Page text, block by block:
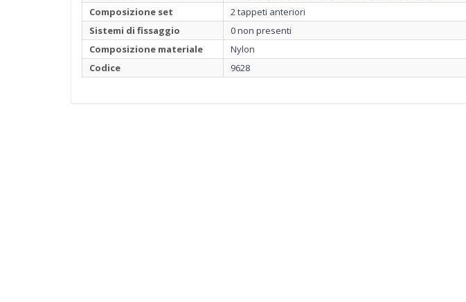
Composizione set
2 tappeti anteriori
Sistemi di fissaggio
0 non presenti
Composizione materiale
Nylon
Codice
9628